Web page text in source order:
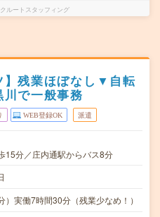
ルートスタッフィング
】残業ほぼなし▼自転
で一般事務
WEB登録OK 派遣
15分／庄内通駅からバス8分
実働7時間30分（残業少なめ！）